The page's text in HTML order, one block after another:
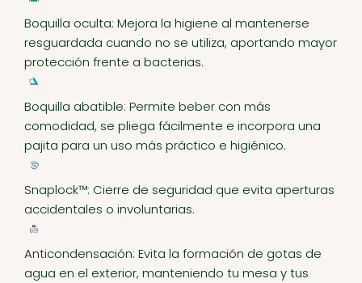
Boquilla oculta: Mejora la higiene al mantenerse
resguardada cuando no se utiliza, aportando mayor
protección frente a bacterias.
Boquilla abatible: Permite beber con más
comodidad, se pliega fácilmente e incorpora una
pajita para un uso más práctico e higiénico.
Snaplock™: Cierre de seguridad que evita aperturas
accidentales o involuntarias.
Anticondensación: Evita la formación de gotas de
agua en el exterior, manteniendo tu mesa y tus